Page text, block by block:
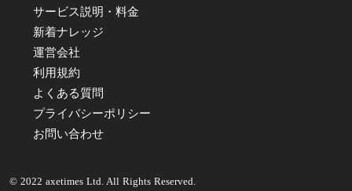
サービス説明・料金
新着ナレッジ
運営会社
利用規約
よくある質問
プライバシーポリシー
お問い合わせ
© 2022 axetimes Ltd. All Rights Reserved.